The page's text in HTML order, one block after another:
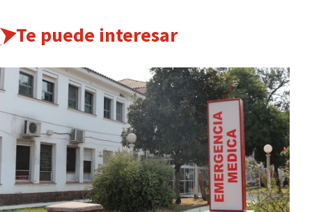
Te puede interesar